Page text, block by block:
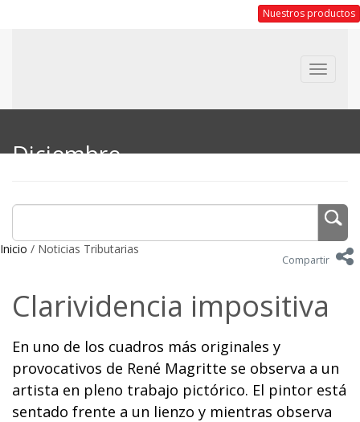
Nuestros productos
Toggle
Diciembre
Inicio / Noticias Tributarias
Compartir
Clarividencia impositiva
En uno de los cuadros más originales y
provocativos de René Magritte se observa a un
artista en pleno trabajo pictórico. El pintor está
sentado frente a un lienzo y mientras observa